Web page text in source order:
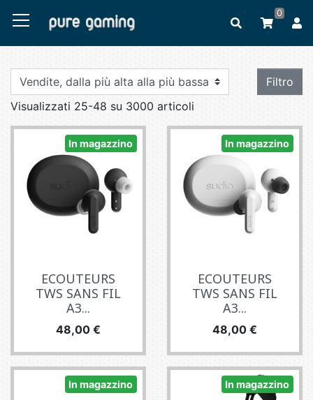
0
Filtro
Visualizzati 25-48 su 3000 articoli
In magazzino
ECOUTEURS
TWS SANS FIL
A3...
Prezzo
48,00 €
In magazzino
ECOUTEURS
TWS SANS FIL
A3...
Prezzo
48,00 €
In magazzino In magazzino